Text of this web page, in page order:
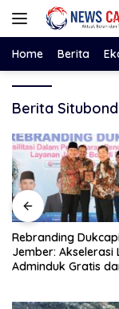
Langsung
Home Berita
Berita
Rebranding
Jember: Akselerasi
Adminduk Gratis